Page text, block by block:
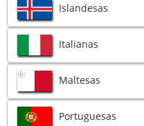
Islandesas
Italianas
Maltesas
Portuguesas